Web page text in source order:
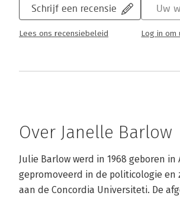
Schrijf een recensie
Lees ons recensiebeleid
Uw
Log in om
Over Janelle Barlow
Julie Barlow werd in 1968 geboren
gepromoveerd in de politicologie
aan de Concordia Universiteti. De